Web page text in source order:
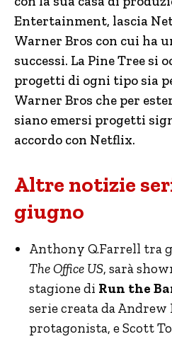
Entertainment, lascia
Warner Bros con cui ha
successi. La Pine Tree si
progetti di ogni tipo sia
Warner Bros che per
siano emersi progetti
accordo con Netflix.
Altre notizie
giugno
Anthony Q.Farrell tra
The Office US, sarà
stagione di Run the
serie creata da Andrew
protagonista, e Scott